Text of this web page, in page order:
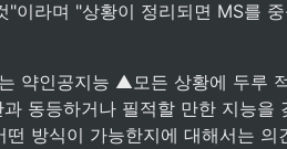
이라며 "상황이 정리되면 MS를
약인공지능 ▲모든 상황에 두루
동등하거나 필적할 만한 지능
방식이 가능한지에 대해서는